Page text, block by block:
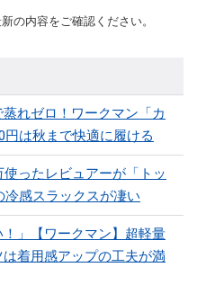
の内容をご確認ください。
れゼロ！ワークマン「カ
は秋まで快適に履ける
使ったレビュアーが「トッ
冷感スラックスが凄い
！」【ワークマン】超軽量
着用感アップの工夫が満